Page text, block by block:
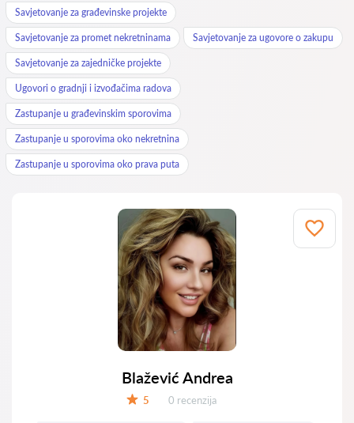
Savjetovanje za građevinske projekte
Savjetovanje za promet nekretninama Savjetovanje za ugovore o zakupu
Savjetovanje za zajedničke projekte
Ugovori o gradnji i izvođačima radova
Zastupanje u građevinskim sporovima
Zastupanje u sporovima oko nekretnina
Zastupanje u sporovima oko prava puta
Blažević Andrea
5 Recenzija:
0 recenzija